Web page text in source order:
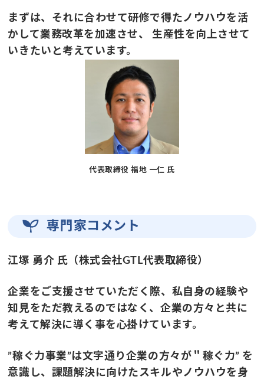
まずは、それに合わせて研修で得たノウハウを活
かして業務改革を加速させ、 生産性を向上させて
いきたいと考えています。
代表取締役 福地 一仁 氏
専門家コメント
江塚 勇介 氏（株式会社GTL代表取締役）
企業をご支援させていただく際、私自身の経験や
知見をただ教えるのではなく、企業の方々と共に
考えて解決に導く事を心掛けています。
”稼ぐ力事業”は文字通り企業の方々が＂稼ぐ力” を
意識し、課題解決に向けたスキルやノウハウを身